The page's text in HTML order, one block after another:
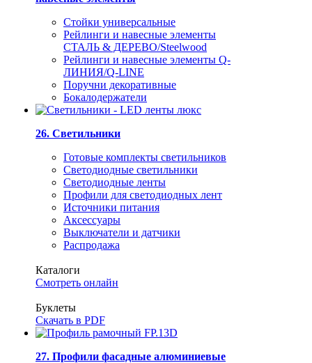
Стойки универсальные
Рейлинги и навесные элементы
СТАЛЬ & ДЕРЕВО/Steelwood
Рейлинги и навесные элементы Q-
ЛИНИЯ/Q-LINE
Поручни декоративные
Бокалодержатели
26. Светильники
Готовые комплекты светильников
Светодиодные светильники
Светодиодные ленты
Профили для светодиодных лент
Источники питания
Аксессуары
Выключатели и датчики
Распродажа
Каталоги
Смотреть онлайн
Буклеты
Скачать в PDF
27. Профили фасадные алюминиевые